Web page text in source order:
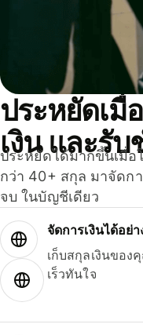
ประหยัดเ
เงิน และรับ
ประหยัดได้มากขึ้นเมื่อ
กว่า 40+ สกุล มาจัดก
จบ ในบัญชีเดียว
จัดการเงินได้อย่
เก็บสกุลเงินของ
เร็วทันใจ